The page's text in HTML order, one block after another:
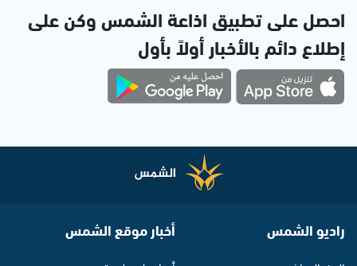
احصل على تطبيق اذاعة الشمس وكن على
إطلاع دائم بالأخبار أولاً بأول
راديو الشمس أخبار موقع الشمس